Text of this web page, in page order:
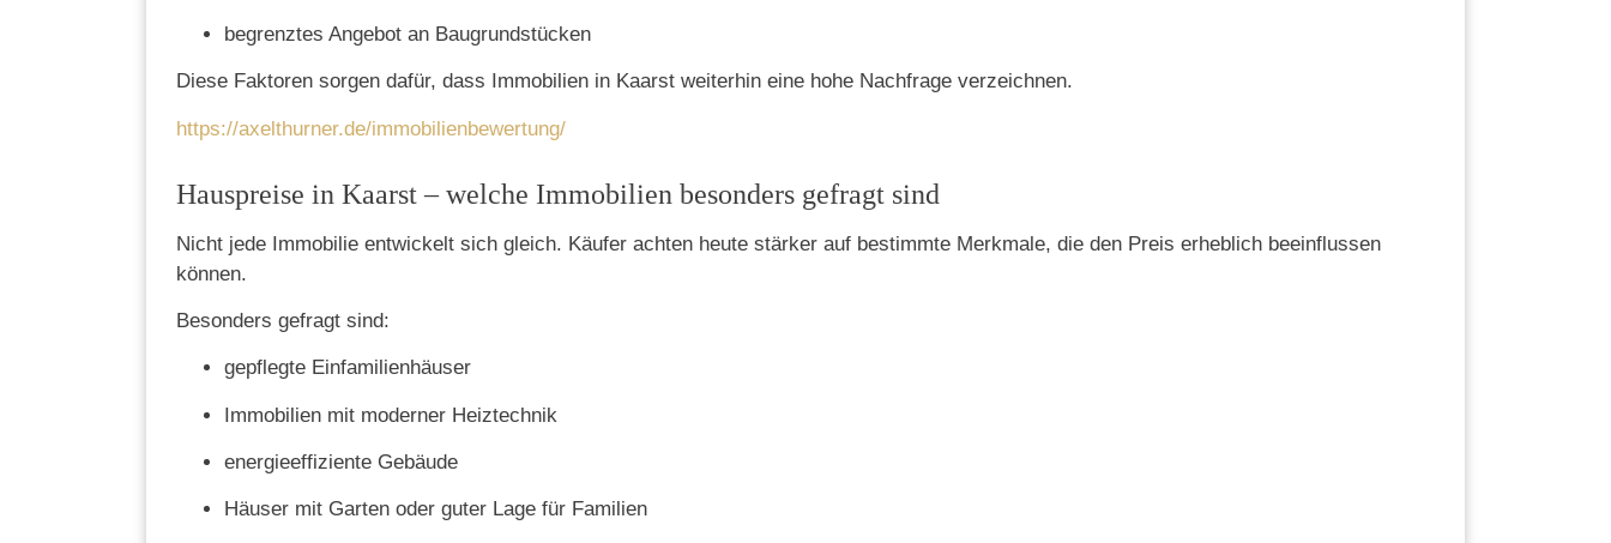
begrenztes Angebot an Baugrundstücken
Diese Faktoren sorgen dafür, dass Immobilien in Kaarst weiterhin eine hohe Nachfrage verzeichnen.
https://axelthurner.de/immobilienbewertung/
Hauspreise in Kaarst – welche Immobilien besonders gefragt sind
Nicht jede Immobilie entwickelt sich gleich. Käufer achten heute stärker auf bestimmte Merkmale, die den Preis erheblich beeinflussen
können.
Besonders gefragt sind:
gepflegte Einfamilienhäuser
Immobilien mit moderner Heiztechnik
energieeffiziente Gebäude
Häuser mit Garten oder guter Lage für Familien